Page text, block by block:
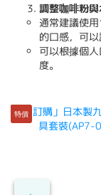
調整咖啡粉與
通常建議使
的口感，可
可以根據個
度。
特價